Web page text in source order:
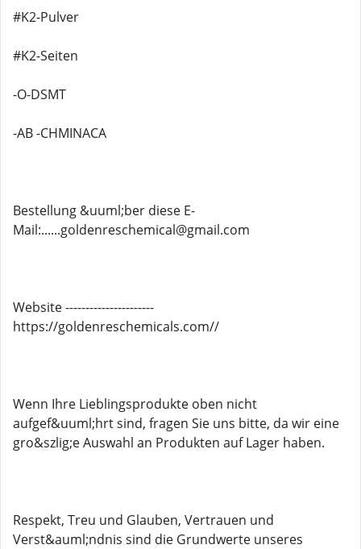
#K2-Pulver
#K2-Seiten
-O-DSMT
-AB -CHMINACA
Bestellung &uuml;ber diese E-
Mail:......goldenreschemical@gmail.com
Website ----------------------
https://goldenreschemicals.com//
Wenn Ihre Lieblingsprodukte oben nicht
aufgef&uuml;hrt sind, fragen Sie uns bitte, da wir eine
gro&szlig;e Auswahl an Produkten auf Lager haben.
Respekt, Treu und Glauben, Vertrauen und
Verst&auml;ndnis sind die Grundwerte unseres